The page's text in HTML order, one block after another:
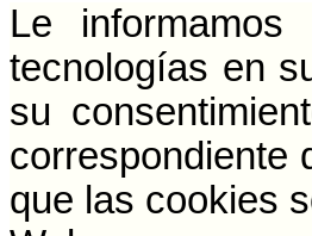
Le
tecnologías en
su
correspondiente
que las cookies